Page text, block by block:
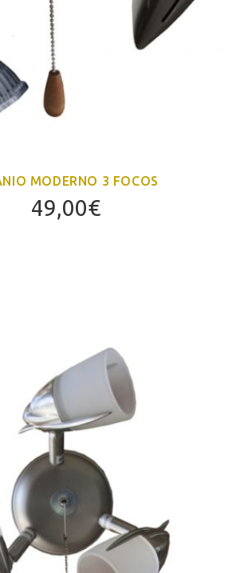
MODERNO 3 FOCOS
49,00€